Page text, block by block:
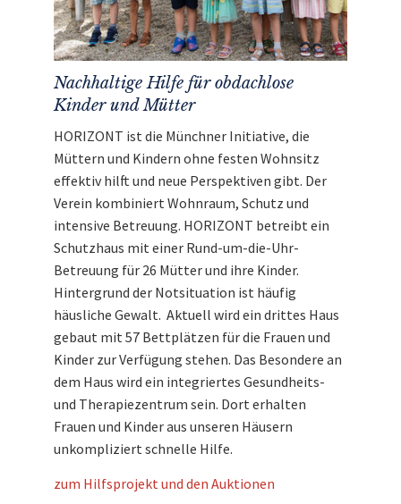
Mit dem Erlös dieser Auktion unterstützen wir
Horizont e.V.
Nachhaltige Hilfe für obdachlose
Kinder und Mütter
HORIZONT ist die Münchner Initiative, die
Müttern und Kindern ohne festen Wohnsitz
effektiv hilft und neue Perspektiven gibt. Der
Verein kombiniert Wohnraum, Schutz und
intensive Betreuung. HORIZONT betreibt ein
Schutzhaus mit einer Rund-um-die-Uhr-
Betreuung für 26 Mütter und ihre Kinder.
Hintergrund der Notsituation ist häufig
häusliche Gewalt. Aktuell wird ein drittes Haus
gebaut mit 57 Bettplätzen für die Frauen und
Kinder zur Verfügung stehen. Das Besondere an
dem Haus wird ein integriertes Gesundheits-
und Therapiezentrum sein. Dort erhalten
Frauen und Kinder aus unseren Häusern
unkompliziert schnelle Hilfe.
zum Hilfsprojekt und den Auktionen